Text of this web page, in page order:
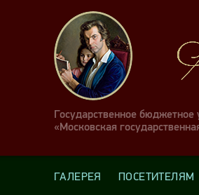
Государственное
«Московская
ГАЛЕРЕЯ ПОСЕТИТЕЛЯМ